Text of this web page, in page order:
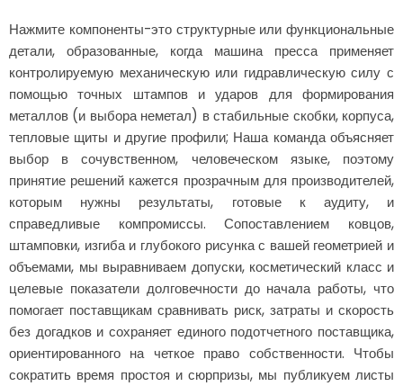
Нажмите компоненты-это структурные или функциональные
детали, образованные, когда машина пресса применяет
контролируемую механическую или гидравлическую силу с
помощью точных штампов и ударов для формирования
металлов (и выбора неметал) в стабильные скобки, корпуса,
тепловые щиты и другие профили; Наша команда объясняет
выбор в сочувственном, человеческом языке, поэтому
принятие решений кажется прозрачным для производителей,
которым нужны результаты, готовые к аудиту, и
справедливые компромиссы. Сопоставлением ковцов,
штамповки, изгиба и глубокого рисунка с вашей геометрией и
объемами, мы выравниваем допуски, косметический класс и
целевые показатели долговечности до начала работы, что
помогает поставщикам сравнивать риск, затраты и скорость
без догадков и сохраняет единого подотчетного поставщика,
ориентированного на четкое право собственности. Чтобы
сократить время простоя и сюрпризы, мы публикуем листы